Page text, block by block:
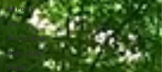
All Posts
spor
fotoğrafçılık
doğa gezisi
kayak